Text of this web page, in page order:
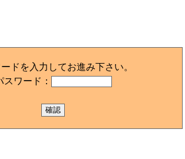
ドを入力してお進み下さい。
スワード：